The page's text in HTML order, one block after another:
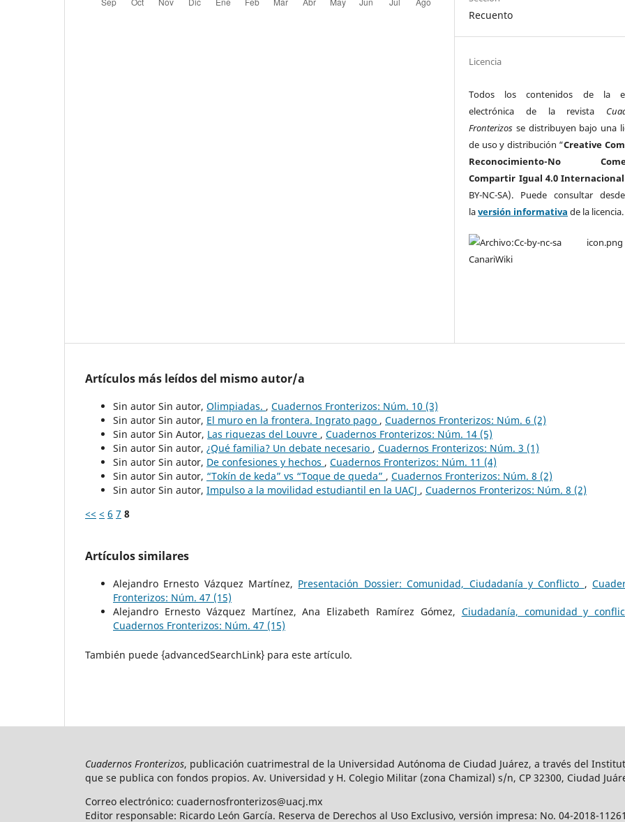
Recuento
Licencia
Todos los contenidos de la
electrónica de la revista
Fronterizos se distribuyen bajo una
de uso y distribución “Creative
Reconocimiento-No
Compartir Igual 4.0 Internacional
BY-NC-SA). Puede consultar
laversión informativa de la
Artículos más leídos del mismo autor/a
Sin autor Sin autor, Olimpiadas. , Cuadernos Fronterizos: Núm. 10 (3)
Sin autor Sin autor, El muro en la frontera. Ingrato pago , Cuadernos Fronterizos: Núm. 6 (2)
Sin autor Sin Autor, Las riquezas del Louvre , Cuadernos Fronterizos: Núm. 14 (5)
Sin autor Sin autor, ¿Qué familia? Un debate necesario , Cuadernos Fronterizos: Núm. 3 (1)
Sin autor Sin autor, De confesiones y hechos , Cuadernos Fronterizos: Núm. 11 (4)
Sin autor Sin autor, “Tokín de keda” vs “Toque de queda” , Cuadernos Fronterizos: Núm. 8 (2)
Sin autor Sin autor, Impulso a la movilidad estudiantil en la UACJ , Cuadernos Fronterizos: Núm. 8 (2)
<< < 6 7 8
Artículos similares
Alejandro Ernesto Vázquez Martínez, Presentación Dossier: Comunidad, Ciudadanía y Conflicto ,
Fronterizos: Núm. 47 (15)
Alejandro Ernesto Vázquez Martínez, Ana Elizabeth Ramírez Gómez, Ciudadanía, comunidad y
Cuadernos Fronterizos: Núm. 47 (15)
También puede {advancedSearchLink} para este artículo.
Cuadernos Fronterizos, publicación cuatrimestral de la Universidad Autónoma de Ciudad Juárez, a través del
que se publica con fondos propios. Av. Universidad y H. Colegio Militar (zona Chamizal) s/n, CP 32300, Ciudad
Correo electrónico: cuadernosfronterizos@uacj.mx
Editor responsable: Ricardo León García. Reserva de Derechos al Uso Exclusivo, versión impresa: No. 04-2018-